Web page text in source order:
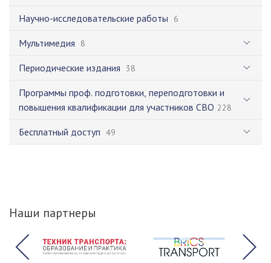
Научно-исследовательские работы 6
Мультимедия 8
Периодические издания 38
Программы проф. подготовки, переподготовки и
повышения квалификации для участников СВО 228
Бесплатный доступ 49
Наши партнеры